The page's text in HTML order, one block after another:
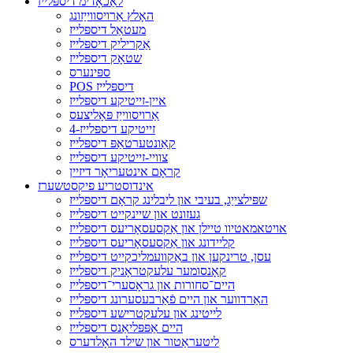
האָלץ אַרויסווייַזונג
מעטאַל דיספּלייז
אַקריליק דיספּלייז
שטאָק דיספּלייז
ספּינערס
POS דיספּלייז
איין-זייטיקע דיספּלייז
אַרויסווייַז פּאָליצעס
4-זייטיקע דיספּלייז
קאַונטערטאַפּ דיספּלייז
צוויי-זייטיקע דיספּלייז
קראָם אינטעריאָר דיזיין
אינדוסטריע פיקסטשערז
שפּילצייַג, בעיבי און ליבלינג קראָם דיספּלייז
געזונט און שיינקייט דיספּלייז
אויטאמאטיוו טיילן און אַקסעסאָריעס דיספּלייז
קליידונג און אַקסעסאָריעס דיספּלייז
עסן, טרינקען און באַקוועמליכקייט דיספּלייז
קאָנסומער עלעקטראָניק דיספּלייז
היים־סחורות און גראָסערי־דיספּלייז
האַרדווער און היים פֿאַרבעסערונג דיספּלייז
לייטינג און עלעקטרישע דיספּלייז
היים אַפּפּליאַנס דיספּלייז
ליטעראַטור און שילד האָלדערס